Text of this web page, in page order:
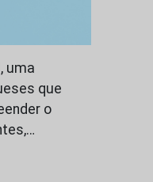
uma
que
o